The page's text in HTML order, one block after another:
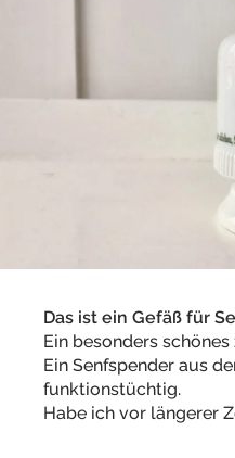
Das ist ein Gefäß für
Ein besonders
Ein Senfspender aus
funktionstüchtig.
Habe ich vor längerer